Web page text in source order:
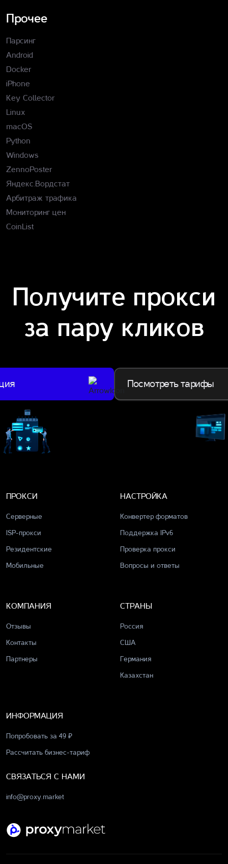
Прочее
Парсинг
Android
Docker
iPhone
Key Collector
Linux
macOS
Python
Windows
ZennoPoster
Яндекс.Вордстат
Арбитраж трафика
Мониторинг цен
CoinList
Получите прокси
за пару кликов
Посмотреть тарифы
ПРОКСИ
Серверные
ISP-прокси
Резидентские
Мобильные
НАСТРОЙКА
Конвертер форматов
Поддержка IPv6
Проверка прокси
Вопросы и ответы
КОМПАНИЯ
Отзывы
Контакты
Партнеры
СТРАНЫ
Россия
США
Германия
Казахстан
ИНФОРМАЦИЯ
Попробовать за 49 ₽
Рассчитать бизнес-тариф
СВЯЗАТЬСЯ С НАМИ
info@proxy.market